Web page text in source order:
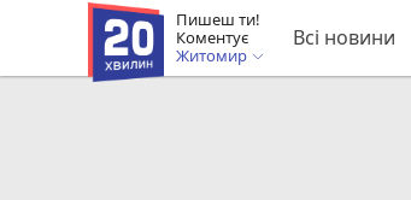
Пишеш ти!
Коментує
Житомир
Всі новини